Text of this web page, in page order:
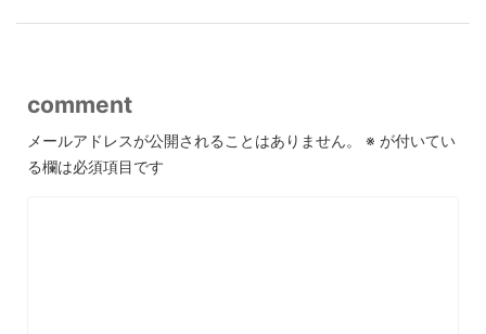
comment
メールアドレスが公開されることはありません。 ※ が付いてい
る欄は必須項目です